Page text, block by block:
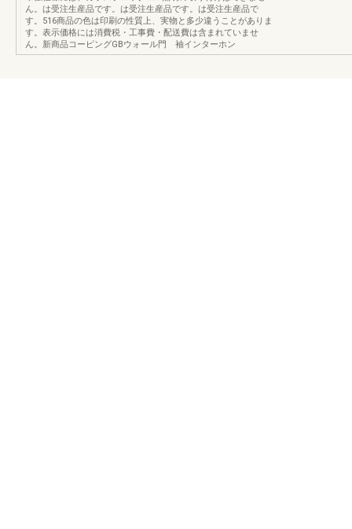
ん。は受注生産品です。は受注生産品です。は受注生産品で
す。516商品の色は印刷の性質上、実物と多少違うことがありま
す。表示価格には消費税・工事費・配送費は含まれていませ
ん。新商品コーピングGBウォール門 袖インターホン